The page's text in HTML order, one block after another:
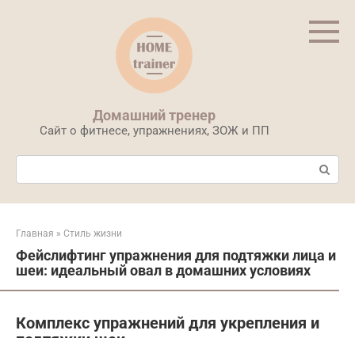
Домашний тренер
Сайт о фитнесе, упражнениях, ЗОЖ и ПП
Поиск:
Главная » Стиль жизни
Фейслифтинг упражнения для подтяжки лица и
шеи: идеальный овал в домашних условиях
Комплекс упражнений для укрепления и